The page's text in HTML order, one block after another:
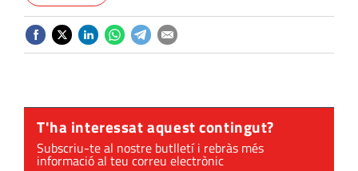
T'ha interessat aquest contingut?
Subscriu-te al nostre butlletí i rebràs més
informació al teu correu electrònic